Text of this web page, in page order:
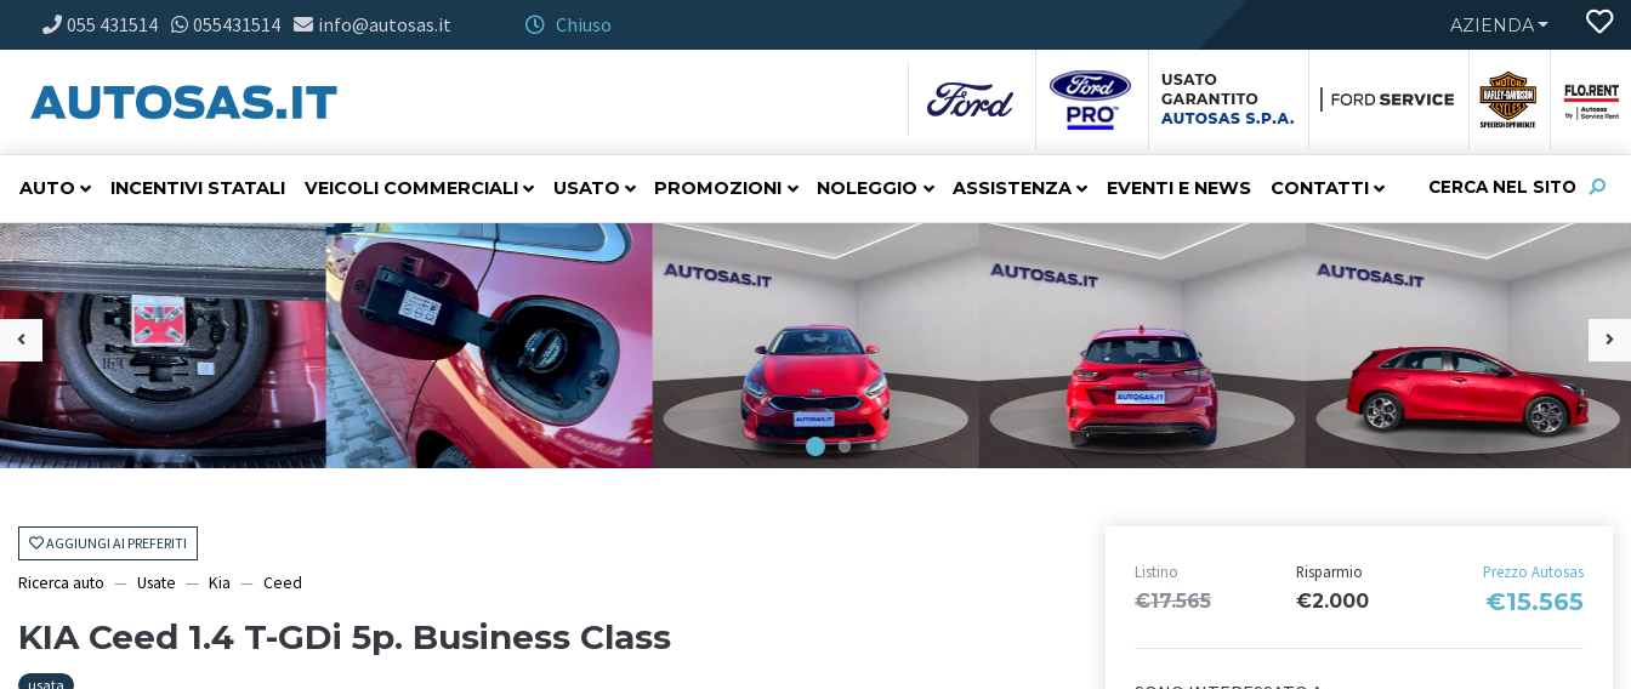
055 431514 055431514 info@autosas.it Chiuso AZIENDA
CERCA NEL SITO
AUTO INCENTIVI STATALI VEICOLI COMMERCIALI USATO PROMOZIONI NOLEGGIO ASSISTENZA EVENTI E NEWS CONTATTI
AGGIUNGI AI PREFERITI
Ricerca auto Usate Kia Ceed
KIA Ceed 1.4 T-GDi 5p. Business Class
usata
Listino
€17.565
Risparmio
€2.000
Prezzo Autosas
€15.565